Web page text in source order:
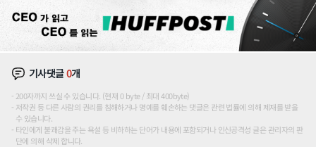
기사댓글0개
200자까지 쓰실 수 있습니다. (현재 0 byte / 최대 400byte)
저작권 등 다른 사람의 권리를 침해하거나 명예를 훼손하는 댓글은 관련 법률에 의해 제재를 받을
수 있습니다.
타인에게 불쾌감을 주는 욕설 등 비하하는 단어가 내용에 포함되거나 인신공격성 글은 관리자의 판
단에 의해 삭제 합니다.